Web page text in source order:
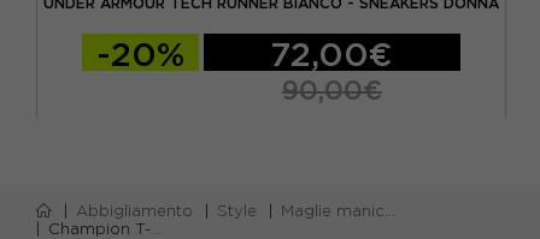
-20% 72,00€
90,00€
Abbigliamento Style
Maglie manica corta
Champion T-Shirt Logo Piccolo Panna Donna